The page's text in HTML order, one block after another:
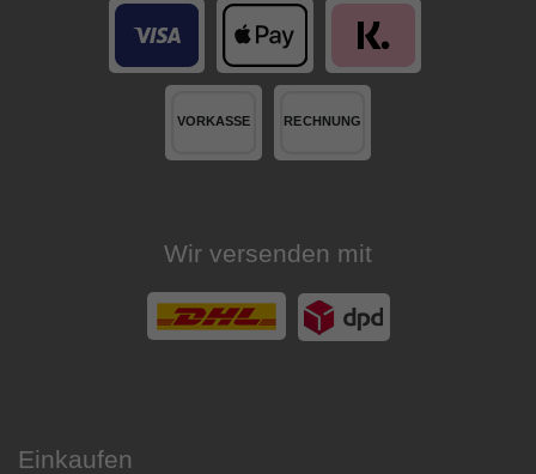
Wir versenden mit
Einkaufen